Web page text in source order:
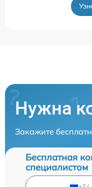
Нужна
Закажите
Бесплатная
специалистом